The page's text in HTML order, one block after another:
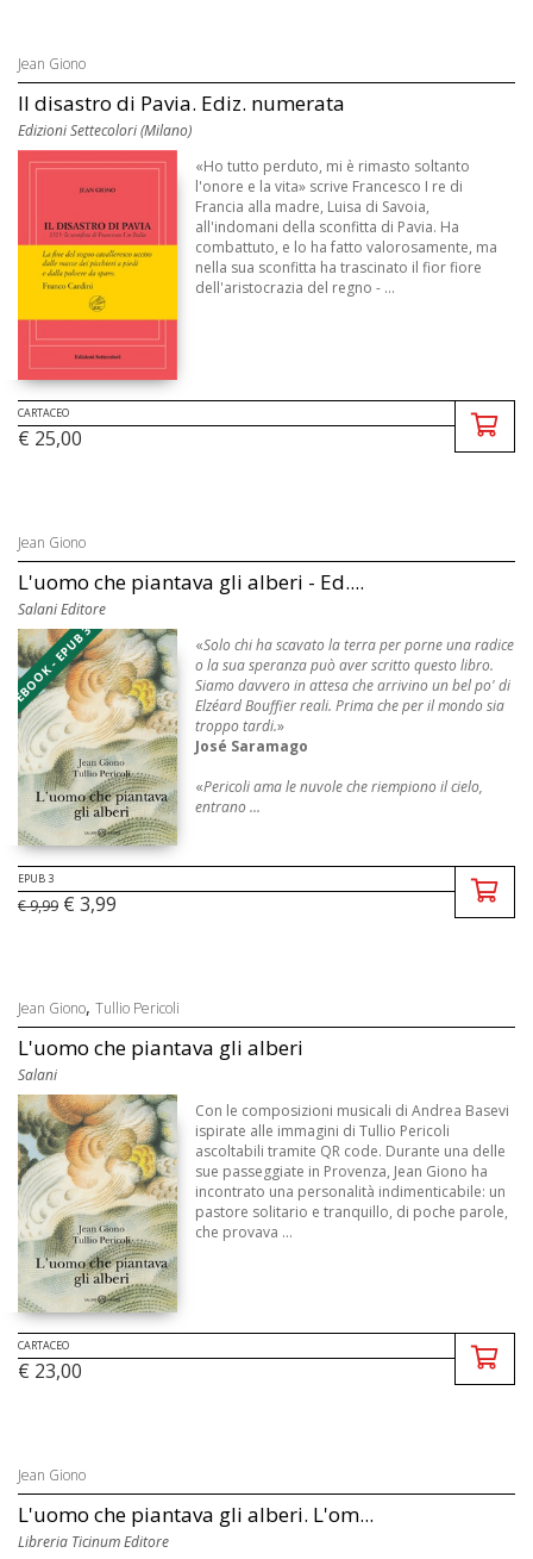
Jean Giono
Il disastro di Pavia. Ediz. numerata
Edizioni Settecolori (Milano)
«Ho tutto perduto, mi è rimasto soltanto
l'onore e la vita» scrive Francesco I re di
Francia alla madre, Luisa di Savoia,
all'indomani della sconfitta di Pavia. Ha
combattuto, e lo ha fatto valorosamente, ma
nella sua sconfitta ha trascinato il fior fiore
dell'aristocrazia del regno - ...
CARTACEO
€ 25,00
Jean Giono
L'uomo che piantava gli alberi - Ed....
Salani Editore
EBOOK - EPUB 3 «Solo chi ha scavato la terra per porne una radice
o la sua speranza può aver scritto questo libro.
Siamo davvero in attesa che arrivino un bel po' di
Elzéard Bouffier reali. Prima che per il mondo sia
troppo tardi.»
José Saramago
«Pericoli ama le nuvole che riempiono il cielo,
entrano ...
EPUB 3
€ 9,99 € 3,99
Jean Giono, Tullio Pericoli
L'uomo che piantava gli alberi
Salani
Con le composizioni musicali di Andrea Basevi
ispirate alle immagini di Tullio Pericoli
ascoltabili tramite QR code. Durante una delle
sue passeggiate in Provenza, Jean Giono ha
incontrato una personalità indimenticabile: un
pastore solitario e tranquillo, di poche parole,
che provava ...
CARTACEO
€ 23,00
Jean Giono
L'uomo che piantava gli alberi. L'om...
Libreria Ticinum Editore